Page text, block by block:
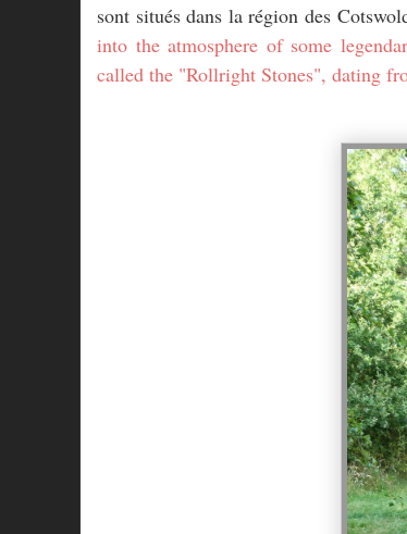
sont situés dans la région des
into the atmosphere of some
called the "Rollright Stones", dating